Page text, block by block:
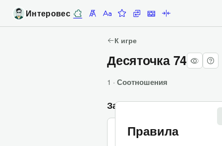
Интеровес Десяточки
ЛесенкаАлфавитка
Задание недели
ЗаменыСтеныПалиндромы
К игре
Десяточка 74
1 · Соотношения
Правила
Задания
( 0баллов/10баллов